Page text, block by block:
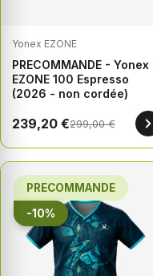
Yonex EZONE
PRECOMMANDE - Yonex
EZONE 100 Espresso
(2026 - non cordée)
239,20 €299,00 €
PRECOMMANDE
-10%